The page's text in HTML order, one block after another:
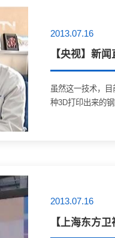
2013.07.16
【央视】新
虽然这一技术，
种3D打印出来的
2013.07.16
【上海东方